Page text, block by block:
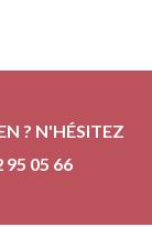
? N'HÉSITEZ
95 05 66